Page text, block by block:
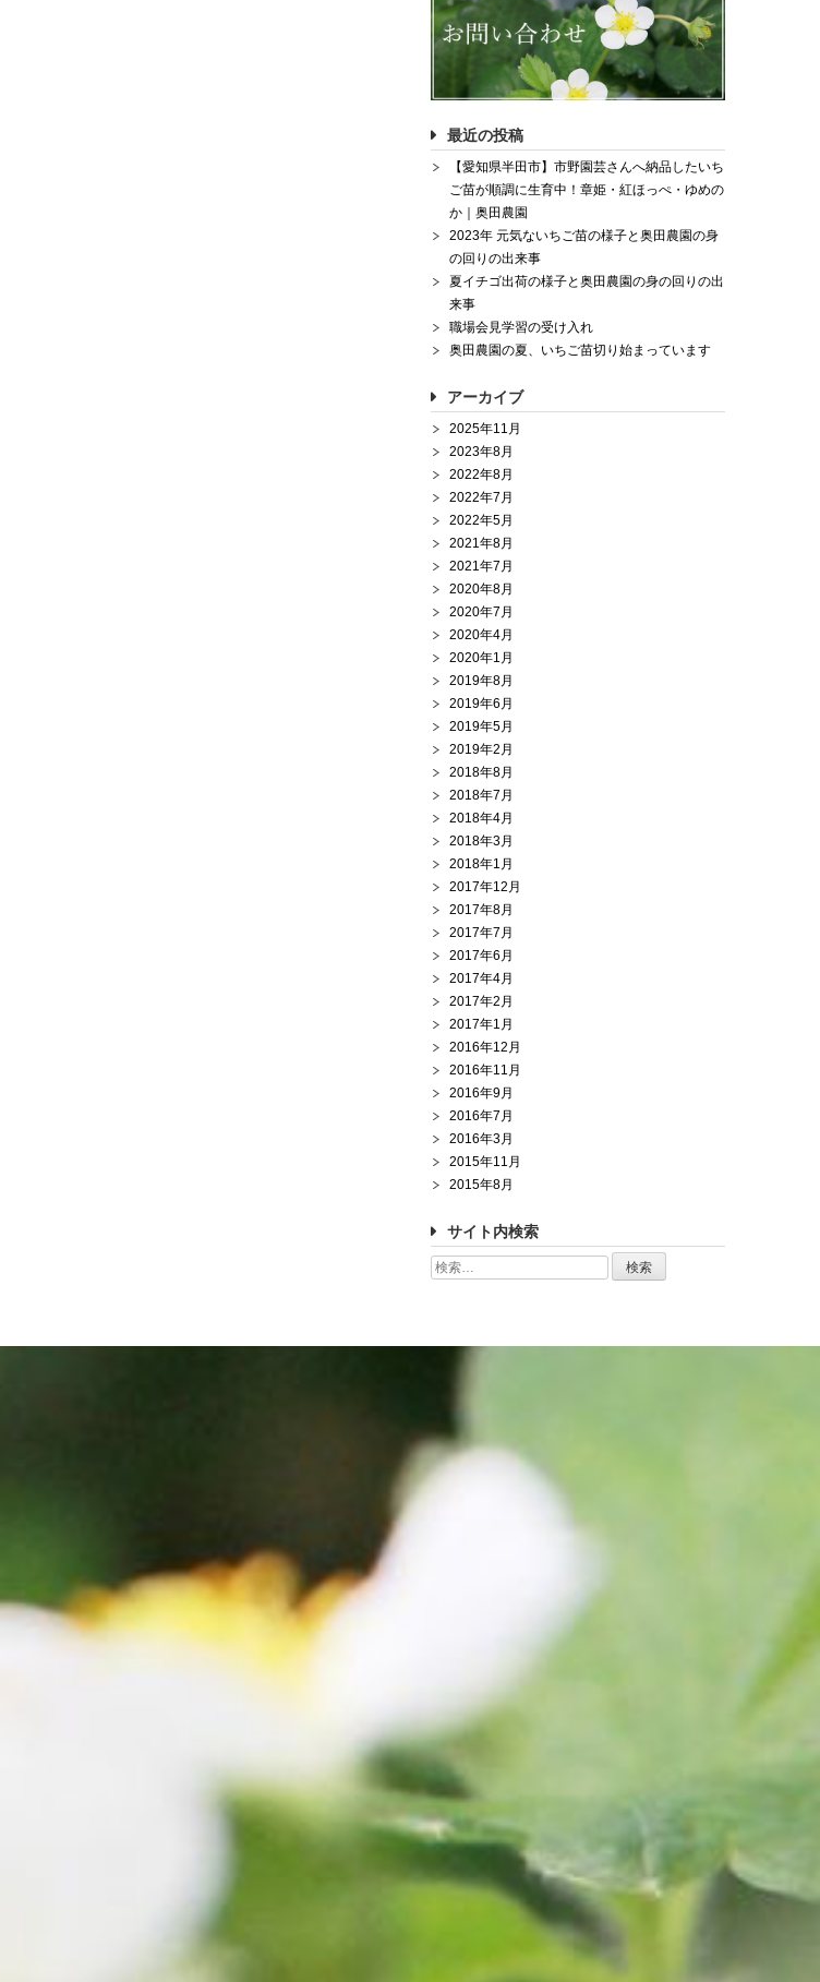
最近の投稿
【愛知県半田市】市野園芸さんへ納品したいち
ご苗が順調に生育中！章姫・紅ほっぺ・ゆめの
か｜奥田農園
2023年 元気ないちご苗の様子と奥田農園の身
の回りの出来事
夏イチゴ出荷の様子と奥田農園の身の回りの出
来事
職場会見学習の受け入れ
奥田農園の夏、いちご苗切り始まっています
アーカイブ
2025年11月
2023年8月
2022年8月
2022年7月
2022年5月
2021年8月
2021年7月
2020年8月
2020年7月
2020年4月
2020年1月
2019年8月
2019年6月
2019年5月
2019年2月
2018年8月
2018年7月
2018年4月
2018年3月
2018年1月
2017年12月
2017年8月
2017年7月
2017年6月
2017年4月
2017年2月
2017年1月
2016年12月
2016年11月
2016年9月
2016年7月
2016年3月
2015年11月
2015年8月
サイト内検索
検